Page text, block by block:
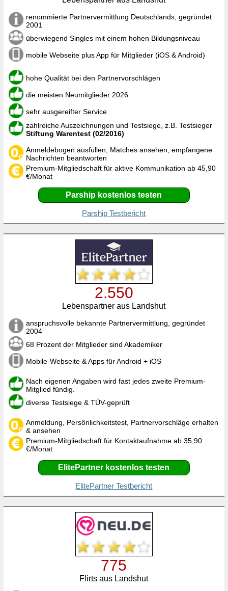
renommierte Partnervermittlung Deutschlands, gegründet
2001
überwiegend Singles mit einem hohen Bildungsniveau
mobile Webseite plus App für Mitglieder (iOS & Android)
hohe Qualität bei den Partnervorschlägen
die meisten Neumitglieder 2026
sehr ausgereifter Service
zahlreiche Auszeichnungen und Testsiege, z.B. Testsieger
Stiftung Warentest (02/2016)
Anmeldebogen ausfüllen, Matches ansehen, empfangene
Nachrichten beantworten
Premium-Mitgliedschaft für aktive Kommunikation ab 45,90
€/Monat
Parship kostenlos testen
Parship Testbericht
2.550
Lebenspartner aus Landshut
anspruchsvolle bekannte Partnervermittlung, gegründet
2004
68 Prozent der Mitglieder sind Akademiker
Mobile-Webseite & Apps für Android + iOS
Nach eigenen Angaben wird fast jedes zweite Premium-
Mitglied fündig.
diverse Testsiege & TÜV-geprüft
Anmeldung, Persönlichkeitstest, Partnervorschläge erhalten
& ansehen
Premium-Mitgliedschaft für Kontaktaufnahme ab 35,90
€/Monat
ElitePartner kostenlos testen
ElitePartner Testbericht
775
Flirts aus Landshut